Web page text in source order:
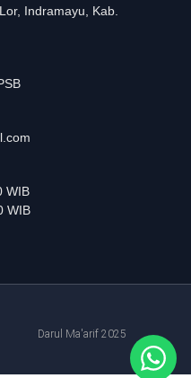
Indramayu, Kab.
WIB
WIB
Darul Ma'arif 2025